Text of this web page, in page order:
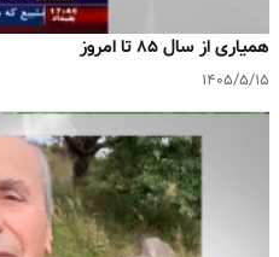
همیاری از سال ۸۵ تا امروز
۱۴۰۵/۵/۱۵